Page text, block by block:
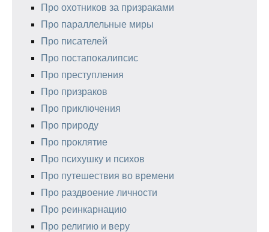
Про охотников за призраками
Про параллельные миры
Про писателей
Про постапокалипсис
Про преступления
Про призраков
Про приключения
Про природу
Про проклятие
Про психушку и психов
Про путешествия во времени
Про раздвоение личности
Про реинкарнацию
Про религию и веру